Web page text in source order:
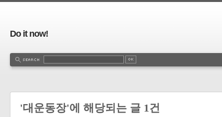
Do it now!
'대운동장'에 해당되는 글 1건